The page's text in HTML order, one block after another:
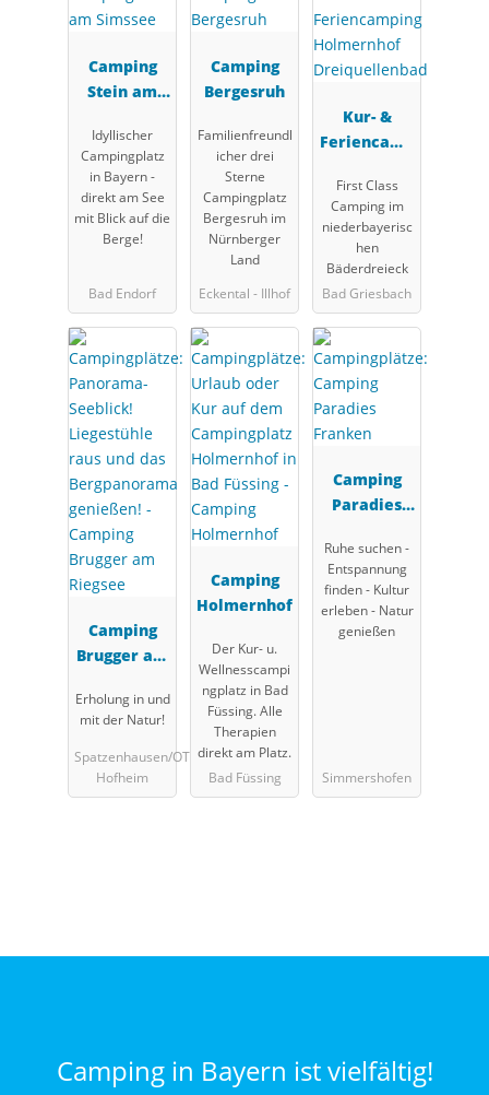
Camping
Stein am
Idyllischer
Campingplatz
in Bayern -
direkt am See
mit Blick auf die
Berge!
Bad Endorf
Camping
Bergesruh
Familienfreundl
icher drei
Sterne
Campingplatz
Bergesruh im
Nürnberger
Land
Eckental - Illhof
Kur- &
Feriencamp
Holmernhof
Dreiquellen
bad
First Class
Camping im
niederbayerisc
hen
Bäderdreieck
Bad Griesbach
Camping
Brugger am
Erholung in und
mit der Natur!
Spatzenhausen/OT
Hofheim
Camping
Holmernhof
Der Kur- u.
Wellnesscampi
ngplatz in Bad
Füssing. Alle
Therapien
direkt am Platz.
Bad Füssing
Camping
Paradies
Ruhe suchen -
Entspannung
finden - Kultur
erleben - Natur
genießen
Simmershofen
Camping in Bayern ist vielfältig!